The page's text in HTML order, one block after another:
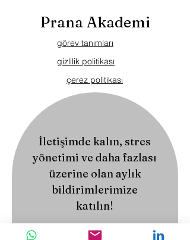
Prana Akademi
görev tanımları
gizlilik politikası
çerez politikası
İletişimde kalın, stres
yönetimi ve daha fazlası
üzerine olan aylık
bildirimlerimize
katılın!
e-postanızı buraya girin